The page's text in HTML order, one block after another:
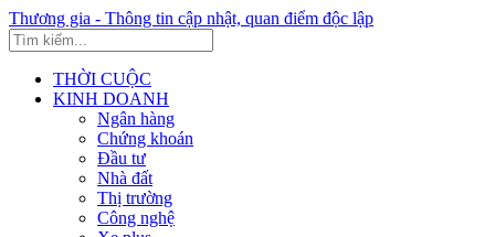
Thương gia - Thông tin cập nhật, quan điểm độc lập
THỜI CUỘC
KINH DOANH
Ngân hàng
Chứng khoán
Đầu tư
Nhà đất
Thị trường
Công nghệ